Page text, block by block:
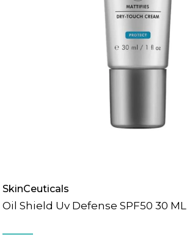
Oil Shield Uv Defense SPF50 30 ML
SkinCeuticals